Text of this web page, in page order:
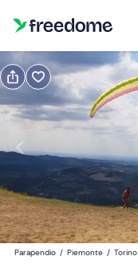
Prenota
Navigate
forward
interact
with
the
calendar
10:30
Partecipanti
154 €
Parapendio / Piemonte / Torino